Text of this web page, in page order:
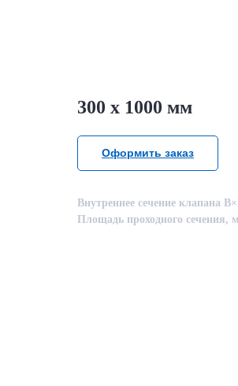
300 х 1000 мм
Оформить заказ
Внутреннее сечение клапана
Площадь проходного сечения,